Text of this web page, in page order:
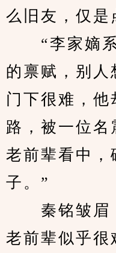
么旧友，仅是
“李家嫡系
的禀赋，别人
门下很难，他
路，被一位名
老前辈看中，
子。”
秦铭皱眉
老前辈似乎很